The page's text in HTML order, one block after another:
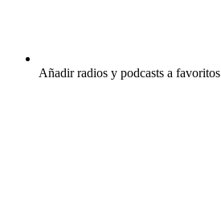
Añadir radios y podcasts a favoritos